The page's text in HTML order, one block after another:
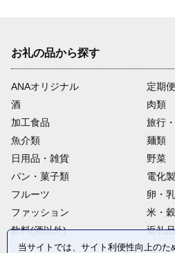
お礼の品から探す
ANAオリジナル
定期便
酒
肉類
加工食品
旅行
魚介類
麺類
日用品・雑貨
野菜
パン・菓子類
電化
フルーツ
卵・
ファッション
米・
飲料(酒以外)
返礼
当サイトでは、サイト利便性向上のた